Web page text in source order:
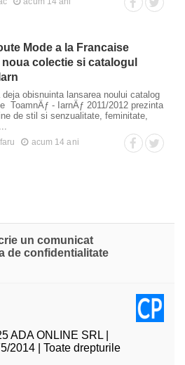
Mode a la Francaise
noua colectie si catalogul
deja obisnuinta lansarea noului catalog
ToamnÄƒ - IarnÄƒ 2011/2012 prezinta
de stil si senzualitate, feminitate,
acum 14 ani
un comunicat
de confidentialitate
ADA ONLINE SRL |
2014 | Toate drepturile